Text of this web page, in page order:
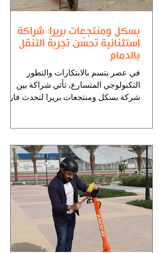
بسكل ومنتجعات بريرا: شراكة
استثنائية تحسِّن تجربة التنقل
بالدمام
في عصر يتسم بالابتكارات والتطور
التكنولوجي المتسارع، تأتي شراكة بين
شركة بسكل ومنتجعات بريرا لتحدث فارقًا